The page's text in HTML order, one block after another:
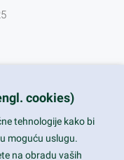
cookies)
tehnologije kako bi
moguću uslugu.
na obradu vaših